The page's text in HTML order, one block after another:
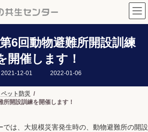
第6回動物避難所開設訓練
開催します！
2021-12-01
最
時
2022-01-06
ペット防災
所開設訓練を開催します！
では、大規模災害発生時の、動物避難所の開設